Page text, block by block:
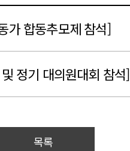
가 합동추모제 참석]
정기 대의원대회 참석]
목록